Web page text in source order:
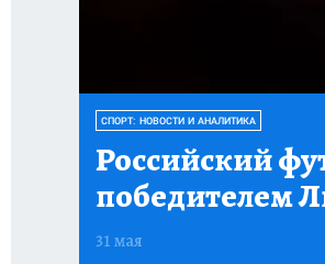
СПОРТ: НОВОСТИ И АНАЛИТИКА
Российский
победителем
31 мая